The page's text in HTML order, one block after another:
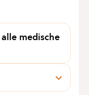
medische